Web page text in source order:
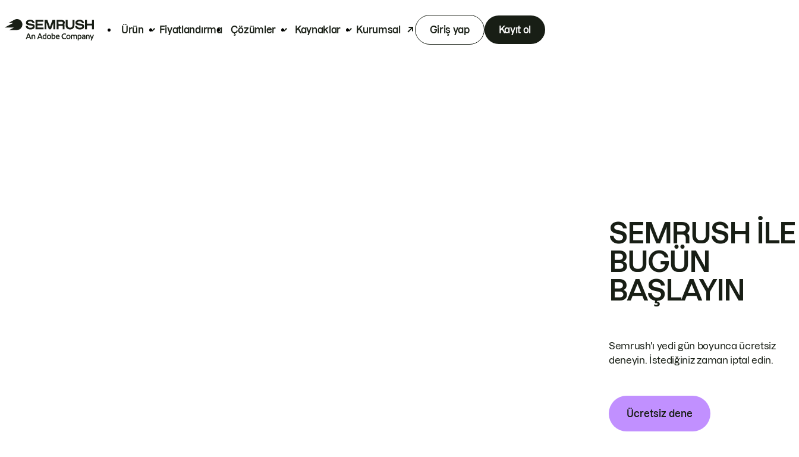
Ürün Fiyatlandırma Çözümler Kaynaklar Kurumsal Giriş yap Kayıt ol
SEMRUSH ILE
BUGÜN
BAŞLAYIN
Semrush'ı yedi gün boyunca ücretsiz
deneyin. İstediğiniz zaman iptal edin.
Ücretsiz dene